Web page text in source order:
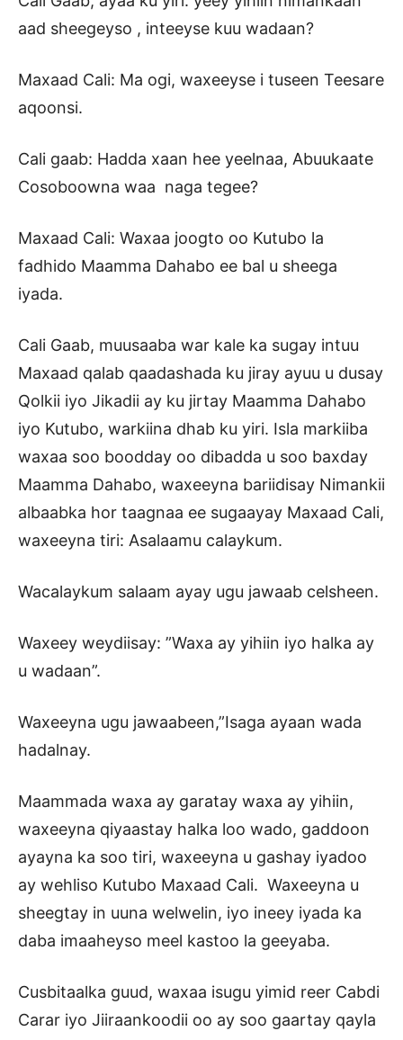
aad sheegeyso , inteeyse kuu wadaan?
Maxaad Cali: Ma ogi, waxeeyse i tuseen Teesare
aqoonsi.
Cali gaab: Hadda xaan hee yeelnaa, Abuukaate
Cosoboowna waa naga tegee?
Maxaad Cali: Waxaa joogto oo Kutubo la
fadhido Maamma Dahabo ee bal u sheega
iyada.
Cali Gaab, muusaaba war kale ka sugay intuu
Maxaad qalab qaadashada ku jiray ayuu u dusay
Qolkii iyo Jikadii ay ku jirtay Maamma Dahabo
iyo Kutubo, warkiina dhab ku yiri. Isla markiiba
waxaa soo boodday oo dibadda u soo baxday
Maamma Dahabo, waxeeyna bariidisay Nimankii
albaabka hor taagnaa ee sugaayay Maxaad Cali,
waxeeyna tiri: Asalaamu calaykum.
Wacalaykum salaam ayay ugu jawaab celsheen.
Waxeey weydiisay: ”Waxa ay yihiin iyo halka ay
u wadaan”.
Waxeeyna ugu jawaabeen,”Isaga ayaan wada
hadalnay.
Maammada waxa ay garatay waxa ay yihiin,
waxeeyna qiyaastay halka loo wado, gaddoon
ayayna ka soo tiri, waxeeyna u gashay iyadoo
ay wehliso Kutubo Maxaad Cali. Waxeeyna u
sheegtay in uuna welwelin, iyo ineey iyada ka
daba imaaheyso meel kastoo la geeyaba.
Cusbitaalka guud, waxaa isugu yimid reer Cabdi
Carar iyo Jiiraankoodii oo ay soo gaartay qayla